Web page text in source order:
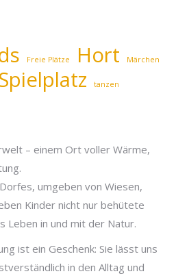
Freie Plätze Hort Märchen
tanzen
– einem Ort voller Wärme,
umgeben von Wiesen,
Kinder nicht nur behütete
Leben in und mit der Natur.
ist ein Geschenk: Sie lässt uns
in den Alltag und